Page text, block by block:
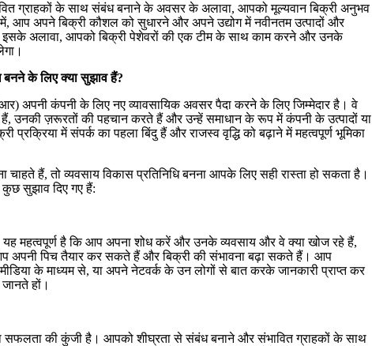
ग्राहकों के साथ संबंध बनाने के अवसर के अलावा, आपको मूल्यवान बिक्री अनुभव
आप अपने बिक्री कौशल को सुधारने और अपने उद्योग में नवीनतम उत्पादों और
इसके अलावा, आपको बिक्री पेशेवरों की एक टीम के साथ काम करने और उनके
बनने के लिए क्या सुझाव हैं?
अपनी कंपनी के लिए नए व्यावसायिक अवसर पैदा करने के लिए जिम्मेदार है। वे
उनकी ज़रूरतों की पहचान करते हैं और उन्हें समाधान के रूप में कंपनी के उत्पादों या
में संपर्क का पहला बिंदु हैं और राजस्व वृद्धि को बढ़ाने में महत्वपूर्ण भूमिका
चाहते हैं, तो व्यवसाय विकास प्रतिनिधि बनना आपके लिए सही रास्ता हो सकता है।
सुझाव दिए गए हैं:
महत्वपूर्ण है कि आप अपना शोध करें और उनके व्यवसाय और वे क्या खोज रहे हैं,
पिच तैयार कर सकते हैं और बिक्री की संभावना बढ़ा सकते हैं। आप
के माध्यम से, या अपने नेटवर्क के उन लोगों से बात करके जानकारी प्राप्त कर
हों।
सफलता की कुंजी है। आपको शीघ्रता से संबंध बनाने और संभावित ग्राहकों के साथ